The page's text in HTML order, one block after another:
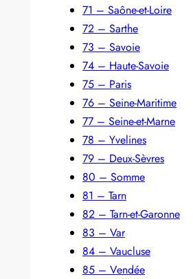
71 – Saône-et-Loire
72 – Sarthe
73 – Savoie
74 – Haute-Savoie
75 – Paris
76 – Seine-Maritime
77 – Seine-et-Marne
78 – Yvelines
79 – Deux-Sèvres
80 – Somme
81 – Tarn
82 – Tarn-et-Garonne
83 – Var
84 – Vaucluse
85 – Vendée